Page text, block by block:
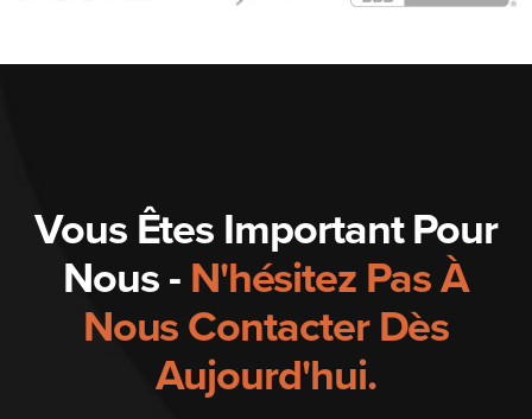
Vous Êtes Important Pour
Nous -N'hésitez Pas À
Nous Contacter Dès
Aujourd'hui.